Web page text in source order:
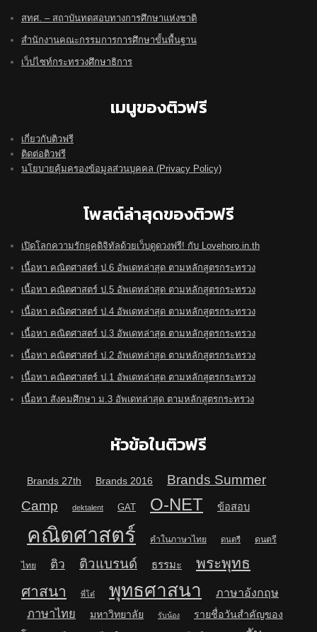
สทศ. – สถาบันทดสอบทางการศึกษาแห่งชาติ
สำนักงานคณะกรรมการการศึกษาขั้นพื้นฐาน
เว็ปไซท์กระทรวงศึกษาธิการ
เมนูของติวฟรี
เกี่ยวกับติวฟรี
ติดต่อติวฟรี
นโยบายคุ้มครองข้อมูลส่วนบุคคล (Privacy Policy)
โพสต์ล่าสุดของติวฟรี
เปิดโลกความรักยุคดิจิทัลด้วยเว็บดูดวงฟรี! กับ Lovehoro.in.th
เนื้อหา คณิตศาสตร์ ป.6 อัพเดทล่าสุด ตามหลักสูตรกระทรวง
เนื้อหา คณิตศาสตร์ ป.5 อัพเดทล่าสุด ตามหลักสูตรกระทรวง
เนื้อหา คณิตศาสตร์ ป.4 อัพเดทล่าสุด ตามหลักสูตรกระทรวง
เนื้อหา คณิตศาสตร์ ป.3 อัพเดทล่าสุด ตามหลักสูตรกระทรวง
เนื้อหา คณิตศาสตร์ ป.2 อัพเดทล่าสุด ตามหลักสูตรกระทรวง
เนื้อหา คณิตศาสตร์ ป.1 อัพเดทล่าสุด ตามหลักสูตรกระทรวง
เนื้อหา สังคมศึกษา ม.3 อัพเดทล่าสุด ตามหลักสูตรกระทรวง
หัวข้อในติวฟรี
Brands 27th Brands 2016
Brands Summer
Camp
dektalent GAT O-NET ข้อสอบ
คณิตศาสตร์ คำในภาษาไทย ดนตรี ดนตรี
ไทย ติว ติวแบรนด์ ธรรมะ
พระพุทธ
ศาสนา
พี่โต๋ พุทธศาสนา ภาษาอังกฤษ
ภาษาไทย มหาวิทยาลัย รับน้อง
รายชื่อวันสำคัญของ